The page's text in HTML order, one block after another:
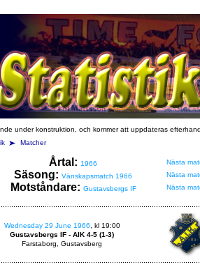
under konstruktion, och kommer att uppdateras
Matcher
Årtal: 1966 Nästa
Säsong: Vänskapsmatch 1966
Nästa
Motståndare: Gustavsbergs IF Nästa
Wednesday 29 June 1966 , kl 19:00
Gustavsbergs IF - AIK 4-5 (1-3)
Farstaborg, Gustavsberg